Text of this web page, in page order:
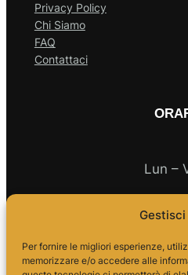
Gestisci
Per fornire le migliori esperienze,
memorizzare e/o accedere alle
Privacy Policy
Chi Siamo
FAQ
Contattaci
Lun –
10.00 –